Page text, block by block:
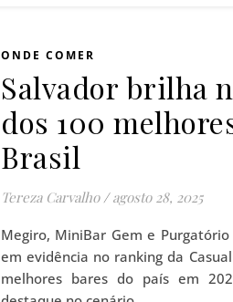
ONDE COMER
Salvador brilha
dos 100
Brasil
Tereza Carvalho / agosto 28, 2025
Megiro, MiniBar Gem e
em evidência no ranking da
melhores bares do país em